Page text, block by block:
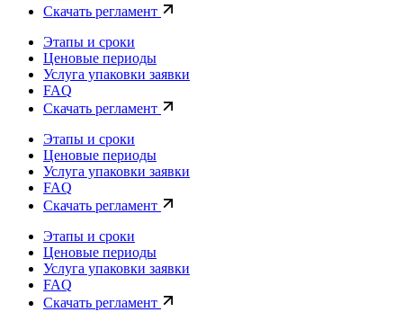
Скачать регламент
Этапы и сроки
Ценовые периоды
Услуга упаковки заявки
FAQ
Скачать регламент
Этапы и сроки
Ценовые периоды
Услуга упаковки заявки
FAQ
Скачать регламент
Этапы и сроки
Ценовые периоды
Услуга упаковки заявки
FAQ
Скачать регламент